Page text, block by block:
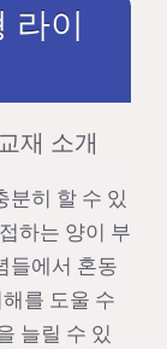
라이
재 소개
분히 할 수 있
하는 양이 부
들에서 혼동
를 도울 수
늘릴 수 있